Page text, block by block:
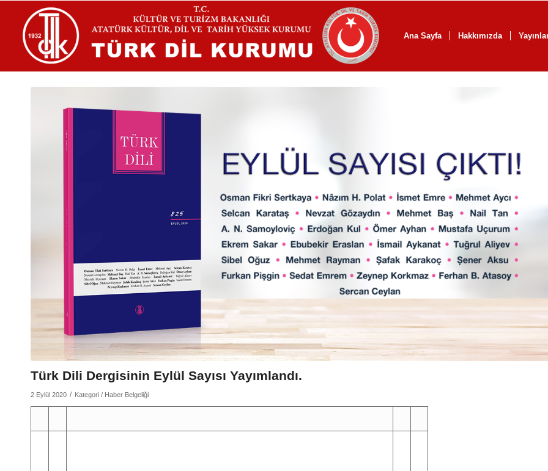
Ana Sayfa Hakkımızda
Türk Dili Dergisinin Eylül Sayısı Yayımlandı.
2 Eylül 2020 / Kategori / Haber Belgeliği